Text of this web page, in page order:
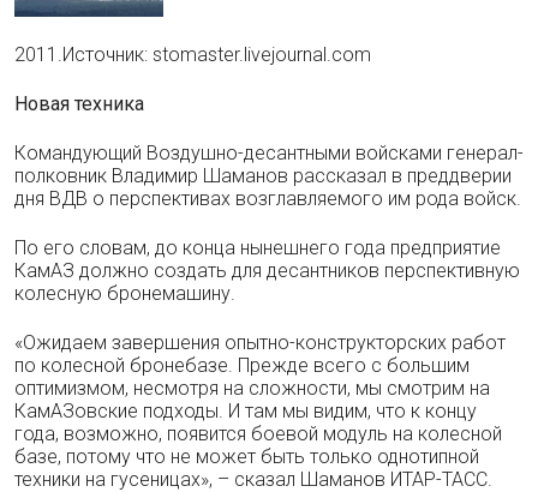
2011.Источник: stomaster.livejournal.com
Новая техника
Командующий Воздушно-десантными войсками генерал-
полковник Владимир Шаманов рассказал в преддверии
дня ВДВ о перспективах возглавляемого им рода войск.
По его словам, до конца нынешнего года предприятие
КамАЗ должно создать для десантников перспективную
колесную бронемашину.
«Ожидаем завершения опытно-конструкторских работ
по колесной бронебазе. Прежде всего с большим
оптимизмом, несмотря на сложности, мы смотрим на
КамАЗовские подходы. И там мы видим, что к концу
года, возможно, появится боевой модуль на колесной
базе, потому что не может быть только однотипной
техники на гусеницах», – сказал Шаманов ИТАР-ТАСС.